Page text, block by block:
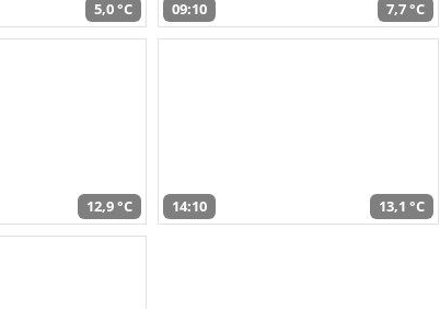
5,0 °C 09:10 7,7 °C
12,9 °C 14:10 13,1 °C